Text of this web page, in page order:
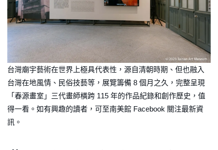
台灣廟宇藝術在世界上極具代表性，源自清朝時期、但也融入
台灣在地風情、民俗技藝等，展覽籌備 8 個月之久，完整呈現
「春源畫室」三代畫師橫跨 115 年的作品紀錄和創作歷史，值
得一看。如有興趣的讀者，可至南美館 Facebook 關注最新資
訊。